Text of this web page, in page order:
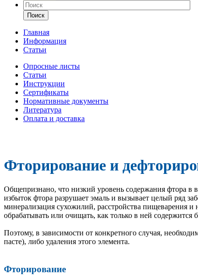
Поиск
Главная
Информация
Статьи
Опросные листы
Статьи
Инструкции
Сертификаты
Нормативные документы
Литература
Оплата и доставка
Фторирование и
Общепризнано, что низкий уровень содержания фтора в
избыток фтора разрушает эмаль и вызывает целый ряд
минерализация сухожилий, расстройства пищеварения
обрабатывать или очищать, как только в ней содержится
Поэтому, в зависимости от конкретного случая,
пасте), либо удаления этого элемента.
Фторирование